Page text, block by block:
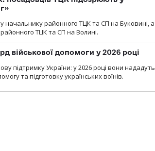
начальнику районного ТЦК та СП на Буковині, а
ТЦК та СП на Волині.
військової допомоги у 2026 році
підтримку України: у 2026 році вони нададуть
та підготовку українських воїнів.